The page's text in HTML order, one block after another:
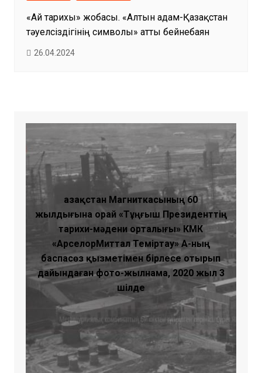
«Ай тарихы» жобасы. «Алтын адам-Қазақстан
тәуелсіздігінің символы» атты бейнебаян
26.04.2024
Қазақстан Магниткасының 60
жылдығына орай «Тұңғыш Президенттің
тарихи-мәдени орталығы» КМҚК
«АрселорМиттал Теміртау» АҚ-ның
баспасөз қызметімен бірлесе отырып
дайындаған фото-жылнама, 2020 жыл 3
шілде